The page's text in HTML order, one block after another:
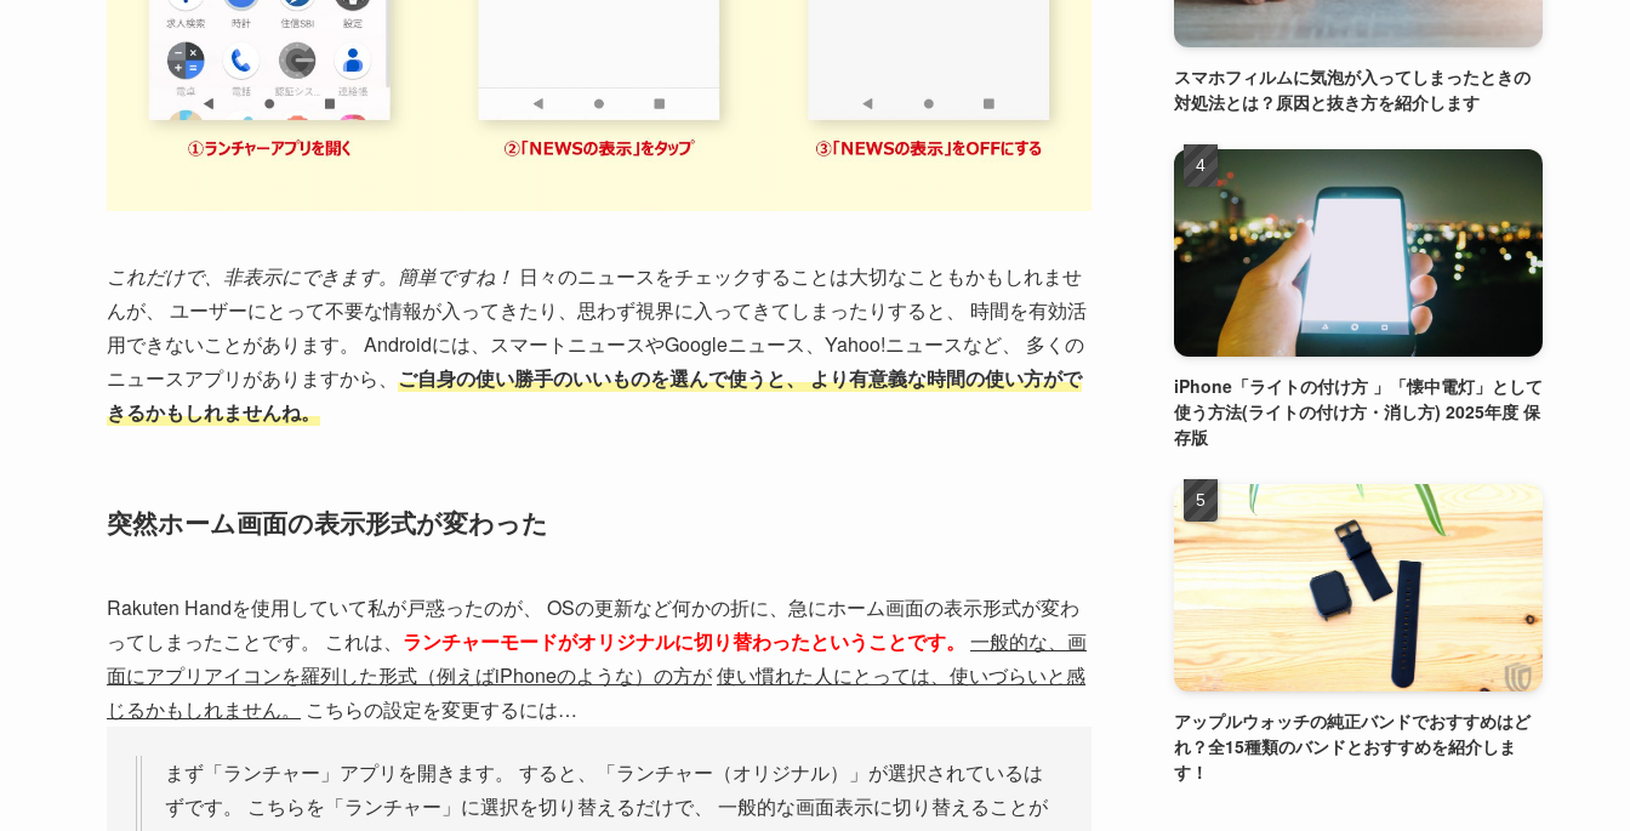
これだけで、非表示にできます。簡単ですね！ 日々のニュースをチェックすることは大切なこともかもしれませ
んが、 ユーザーにとって不要な情報が入ってきたり、思わず視界に入ってきてしまったりすると、 時間を有効活
用できないことがあります。 Androidには、スマートニュースやGoogleニュース、Yahoo!ニュースなど、 多くの
ニュースアプリがありますから、 ご自身の使い勝手のいいものを選んで使うと、 より有意義な時間の使い方がで
きるかもしれませんね。
突然ホーム画面の表示形式が変わった
Rakuten Handを使用していて私が戸惑ったのが、 OSの更新など何かの折に、急にホーム画面の表示形式が変わ
ってしまったことです。 これは、 ランチャーモードがオリジナルに切り替わったということです。 一般的な、画
面にアプリアイコンを羅列した形式（例えばiPhoneのような）の方が使い慣れた人にとっては、使いづらいと感
じるかもしれません。
こちらの設定を変更するには…
まず「ランチャー」アプリを開きます。 すると、「ランチャー（オリジナル）」が選択されているは
ずです。 こちらを「ランチャー」に選択を切り替えるだけで、 一般的な画面表示に切り替えることが
スマホフィルムに気泡が入ってしまったときの
対処法とは？原因と抜き方を紹介します
iPhone「ライトの付け方 」「懐中電灯」として
使う方法(ライトの付け方・消し方) 2025年度 保
存版
アップルウォッチの純正バンドでおすすめはど
れ？全15種類のバンドとおすすめを紹介しま
す！